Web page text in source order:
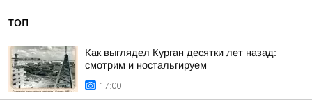
ТОП
Как выглядел Курган десятки лет назад:
смотрим и ностальгируем
17:00